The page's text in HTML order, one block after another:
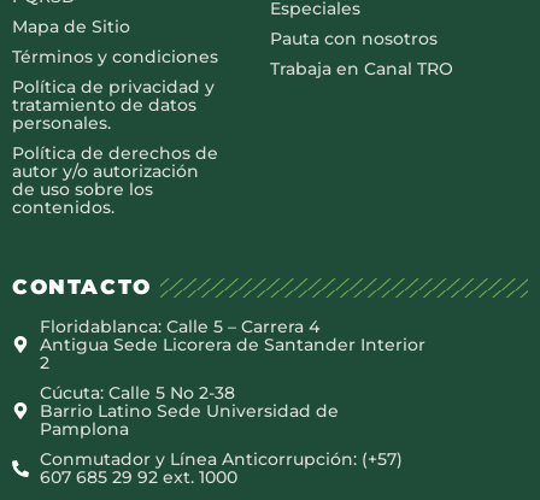
Mapa de Sitio
Términos y condiciones
Política de privacidad y
tratamiento de datos
personales.
Política de derechos de
autor y/o autorización
de uso sobre los
contenidos.
Especiales
Pauta con nosotros
Trabaja en Canal TRO
CONTACTO
Floridablanca: Calle 5 – Carrera 4
Antigua Sede Licorera de Santander Interior
2
Cúcuta: Calle 5 No 2-38
Barrio Latino Sede Universidad de
Pamplona
Conmutador y Línea Anticorrupción: (+57)
607 685 29 92 ext. 1000